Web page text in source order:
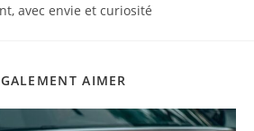
avec envie et curiosité
AIMER